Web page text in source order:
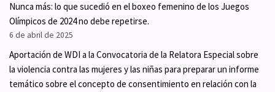
Nunca más: lo que sucedió en el boxeo femenino de los Juegos
Olímpicos de 2024 no debe repetirse.
6 de abril de 2025
Aportación de WDI a la Convocatoria de la Relatora Especial sobre
la violencia contra las mujeres y las niñas para preparar un informe
temático sobre el concepto de consentimiento en relación con la